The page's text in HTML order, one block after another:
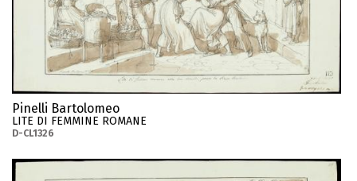
Pinelli Bartolomeo
LITE DI FEMMINE ROMANE
D-CL1326